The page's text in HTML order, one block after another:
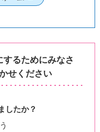
るためにみなさ
せください
したか？